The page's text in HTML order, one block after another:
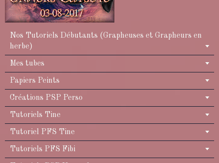
Nos Tutoriels Débutants (Grapheuses et Grapheurs en
herbe)
Mes tubes
Papiers Peints
Créations PSP Perso
Tutoriels Tine
Tutoriel PFS Tine
Tutoriels PFS Fibi